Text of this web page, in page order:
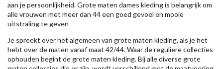
aan je persoonlijkheid. Grote maten dames kleding is belangrijk om
alle vrouwen met meer dan 44 een goed gevoel en mooie
uitstraling te geven
Je spreekt over het algemeen van grote maten kleding, als je het
hebt over de maten vanaf maat 42/44. Waar de reguliere collecties
ophouden begint de grote maten kleding. Bij alle diverse grote